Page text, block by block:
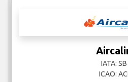
IATA: SB
ICAO: ACI